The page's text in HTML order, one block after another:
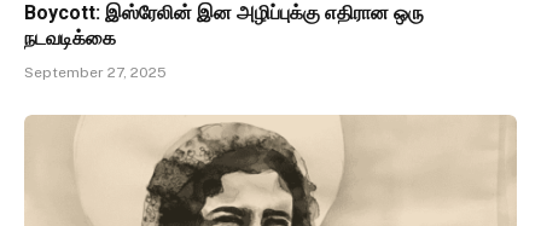
Boycott: இஸ்ரேலின் இன அழிப்புக்கு எதிரான ஒரு
நடவடிக்கை
September 27, 2025